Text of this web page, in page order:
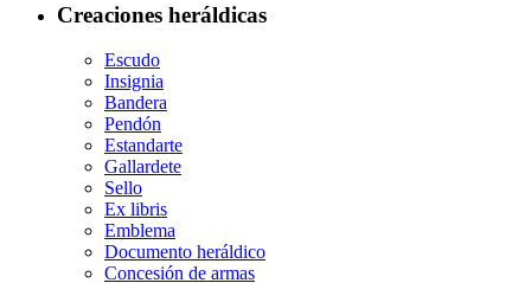
Creaciones heráldicas
Escudo
Insignia
Bandera
Pendón
Estandarte
Gallardete
Sello
Ex libris
Emblema
Documento heráldico
Concesión de armas